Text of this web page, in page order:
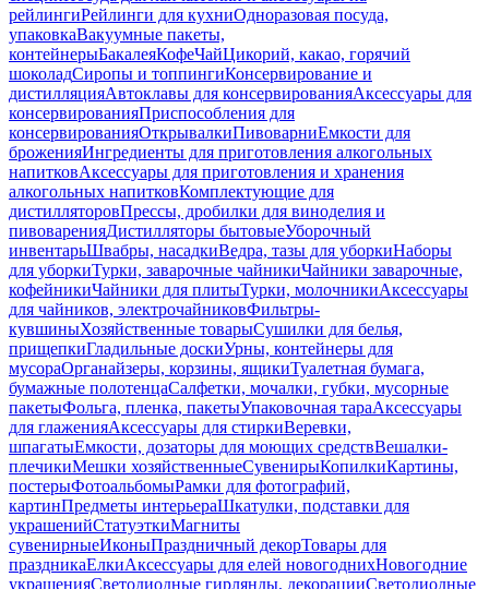
рейлингиРейлинги для кухниОдноразовая посуда,
упаковкаВакуумные пакеты,
контейнерыБакалеяКофеЧайЦикорий, какао, горячий
шоколадСиропы и топпингиКонсервирование и
дистилляцияАвтоклавы для консервированияАксессуары для
консервированияПриспособления для
консервированияОткрывалкиПивоварниЕмкости для
броженияИнгредиенты для приготовления алкогольных
напитковАксессуары для приготовления и хранения
алкогольных напитковКомплектующие для
дистилляторовПрессы, дробилки для виноделия и
пивоваренияДистилляторы бытовыеУборочный
инвентарьШвабры, насадкиВедра, тазы для уборкиНаборы
для уборкиТурки, заварочные чайникиЧайники заварочные,
кофейникиЧайники для плитыТурки, молочникиАксессуары
для чайников, электрочайниковФильтры-
кувшиныХозяйственные товарыСушилки для белья,
прищепкиГладильные доскиУрны, контейнеры для
мусораОрганайзеры, корзины, ящикиТуалетная бумага,
бумажные полотенцаСалфетки, мочалки, губки, мусорные
пакетыФольга, пленка, пакетыУпаковочная тараАксессуары
для глаженияАксессуары для стиркиВеревки,
шпагатыЕмкости, дозаторы для моющих средствВешалки-
плечикиМешки хозяйственныеСувенирыКопилкиКартины,
постерыФотоальбомыРамки для фотографий,
картинПредметы интерьераШкатулки, подставки для
украшенийСтатуэткиМагниты
сувенирныеИконыПраздничный декорТовары для
праздникаЕлкиАксессуары для елей новогоднихНовогодние
украшенияСветодиодные гирлянды, декорацииСветодиодные